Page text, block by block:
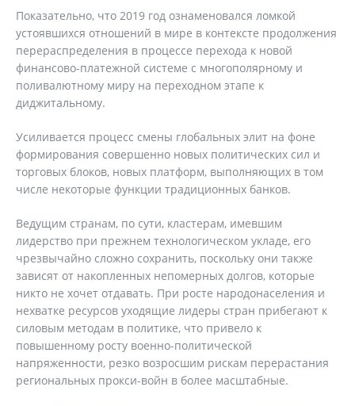
Показательно, что 2019 год ознаменовался ломкой
устоявшихся отношений в мире в контексте продолжения
перераспределения в процессе перехода к новой
финансово-платежной системе с многополярному и
поливалютному миру на переходном этапе к
диджитальному.
Усиливается процесс смены глобальных элит на фоне
формирования совершенно новых политических сил и
торговых блоков, новых платформ, выполняющих в том
числе некоторые функции традиционных банков.
Ведущим странам, по сути, кластерам, имевшим
лидерство при прежнем технологическом укладе, его
чрезвычайно сложно сохранить, поскольку они также
зависят от накопленных непомерных долгов, которые
никто не хочет отдавать. При росте народонаселения и
нехватке ресурсов уходящие лидеры стран прибегают к
силовым методам в политике, что привело к
повышенному росту военно-политической
напряженности, резко возросшим рискам перерастания
региональных прокси-войн в более масштабные.